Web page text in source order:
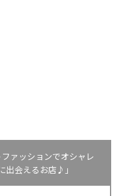
ァッションでオシャレ
出会えるお店♪」